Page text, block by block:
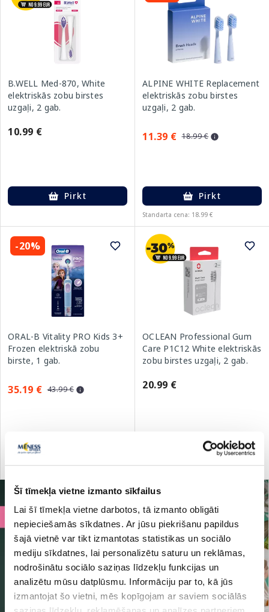
Šī tīmekļa vietne izmanto sīkfailus
Lai šī tīmekļa vietne darbotos, tā izmanto obligāti
nepieciešamās sīkdatnes. Ar jūsu piekrišanu papildus
šajā vietnē var tikt izmantotas statistikas un sociālo
mediju sīkdatnes, lai personalizētu saturu un reklāmas,
nodrošinātu sociālo saziņas līdzekļu funkcijas un
analizētu mūsu datplūsmu. Informāciju par to, kā jūs
izmantojat šo vietni, mēs kopīgojam ar saviem sociālās
B.WELL Med-870, White
elektriskās zobu birstes
uzgaļi, 2 gab.
10.99 €
Pirkt
ALPINE WHITE Replacement
elektriskās zobu birstes
uzgaļi, 2 gab.
11.39 € 18.99 €
Pirkt
Standarta cena: 18.99 €
-20%
ORAL-B Vitality PRO Kids 3+
Frozen elektriskā zobu
birste, 1 gab.
35.19 € 43.99 €
Standarta cena: 43.99 €
OCLEAN Professional Gum
Care P1C12 White elektriskās
zobu birstes uzgaļi, 2 gab.
20.99 €
Pirkt